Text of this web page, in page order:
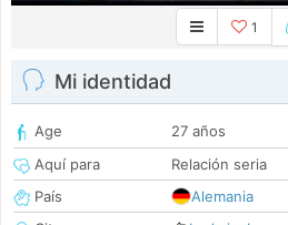
1
Mi identidad
Age
27 años
Aquí para
Relación seria
País
Alemania